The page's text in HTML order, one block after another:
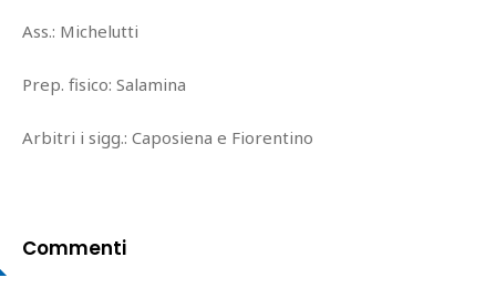
Ass.: Michelutti
Prep. fisico: Salamina
Arbitri i sigg.: Caposiena e Fiorentino
Commenti